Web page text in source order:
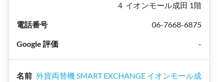
４ イオンモール成田 1階
06-7668-6875
-
外貨両替機 SMART EXCHANGE イオンモール成